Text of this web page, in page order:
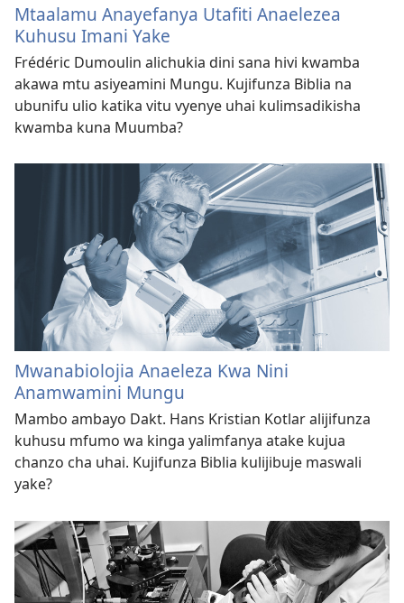
Mtaalamu Anayefanya Utafiti Anaelezea
Kuhusu Imani Yake
Frédéric Dumoulin alichukia dini sana hivi kwamba
akawa mtu asiyeamini Mungu. Kujifunza Biblia na
ubunifu ulio katika vitu vyenye uhai kulimsadikisha
kwamba kuna Muumba?
Mwanabiolojia Anaeleza Kwa Nini
Anamwamini Mungu
Mambo ambayo Dakt. Hans Kristian Kotlar alijifunza
kuhusu mfumo wa kinga yalimfanya atake kujua
chanzo cha uhai. Kujifunza Biblia kulijibuje maswali
yake?